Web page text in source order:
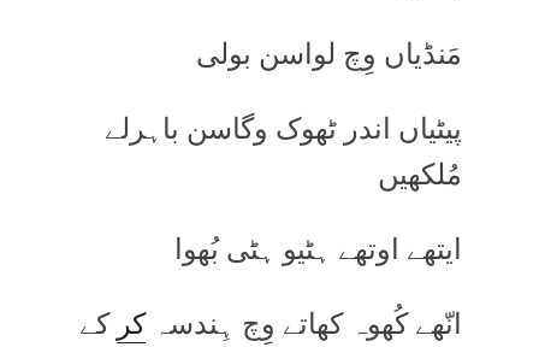
مَنڈیاں وِچ لواسن بولی
پیٹیاں اندر ٹھوک وگاسن باہرلے
مُلکھیں
ایتھے اوتھے ہٹیو ہٹی بُھوا
انّھے کُھوہ کھاتے وِچ ہِندسہکر کے